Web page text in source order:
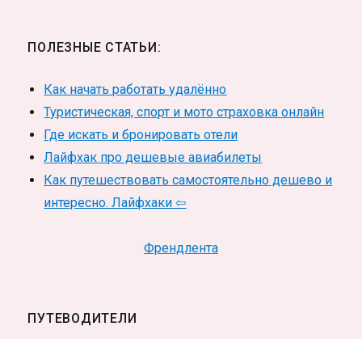
ПОЛЕЗНЫЕ СТАТЬИ:
Как начать работать удалённо
Туристическая, спорт и мото страховка онлайн
Где искать и бронировать отели
Лайфхак про дешевые авиабилеты
Как путешествовать самостоятельно дешево и
интересно. Лайфхаки ⇦
Френдлента
ПУТЕВОДИТЕЛИ